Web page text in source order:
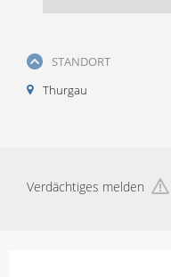
STANDORT
Thurgau
Verdächtiges melden